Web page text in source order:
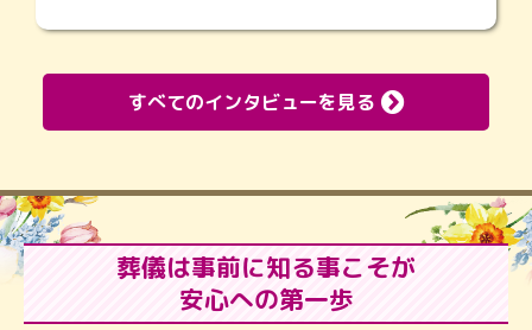
すべてのインタビューを見る
葬儀は事前に知る事こそが
安心への第一歩